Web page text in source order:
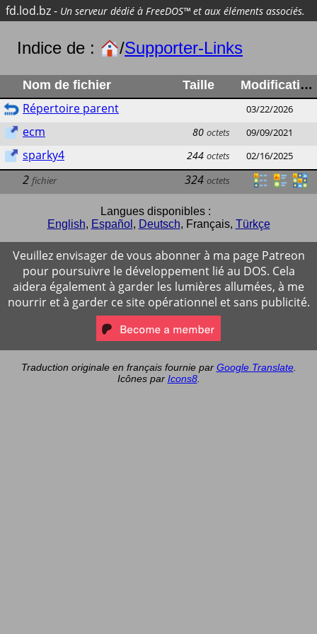
fd.lod.bz- Un serveur dédié à FreeDOS™ et aux éléments associés.
Indice de : /Supporter-Links
Nom de fichier Taille Modification
Répertoire parent 03/22/2026
ecm 80 octets 09/09/2021
sparky4 244 octets 02/16/2025
2 fichier 324 octets
Langues disponibles :
English, Español , Deutsch, Français, Türkçe
Veuillez envisager de vous abonner à ma page Patreon
pour poursuivre le développement lié au DOS. Cela
aidera également à garder les lumières allumées, à me
nourrir et à garder ce site opérationnel et sans publicité.
Traduction originale en français fournie par Google Translate.
Icônes par Icons8.